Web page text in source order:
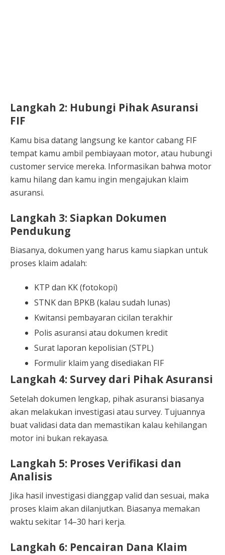
Langkah 2: Hubungi Pihak Asuransi
FIF
Kamu bisa datang langsung ke kantor cabang FIF
tempat kamu ambil pembiayaan motor, atau hubungi
customer service mereka. Informasikan bahwa motor
kamu hilang dan kamu ingin mengajukan klaim
asuransi.
Langkah 3: Siapkan Dokumen
Pendukung
Biasanya, dokumen yang harus kamu siapkan untuk
proses klaim adalah:
KTP dan KK (fotokopi)
STNK dan BPKB (kalau sudah lunas)
Kwitansi pembayaran cicilan terakhir
Polis asuransi atau dokumen kredit
Surat laporan kepolisian (STPL)
Formulir klaim yang disediakan FIF
Langkah 4: Survey dari Pihak Asuransi
Setelah dokumen lengkap, pihak asuransi biasanya
akan melakukan investigasi atau survey. Tujuannya
buat validasi data dan memastikan kalau kehilangan
motor ini bukan rekayasa.
Langkah 5: Proses Verifikasi dan
Analisis
Jika hasil investigasi dianggap valid dan sesuai, maka
proses klaim akan dilanjutkan. Biasanya memakan
waktu sekitar 14–30 hari kerja.
Langkah 6: Pencairan Dana Klaim